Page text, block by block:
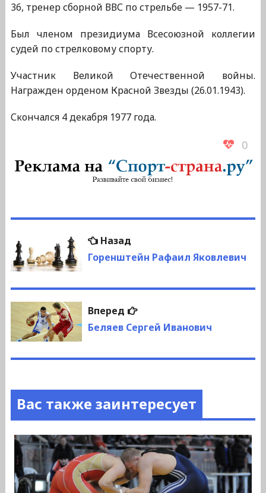
36, тренер сборной ВВС по стрельбе — 1957-71.
Был членом президиума Всесоюзной коллегии
судей по стрелковому спорту.
Участник Великой Отечественной войны.
Награжден орденом Красной Звезды (26.01.1943).
Скончался 4 декабря 1977 года.
0
Навигация
по
записям
НазадПредыдущая
запись:
Горенштейн Рафаил Яковлевич
Вперед
Следующая
запись:
Беляев Сергей Иванович
Вас также заинтересует